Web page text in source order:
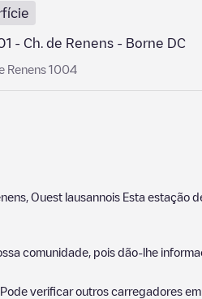
- Ch. de Renens - Borne DC
Renens 1004
Ouest lausannois Esta estação
comunidade, pois dão-lhe
verificar outros carregadores em